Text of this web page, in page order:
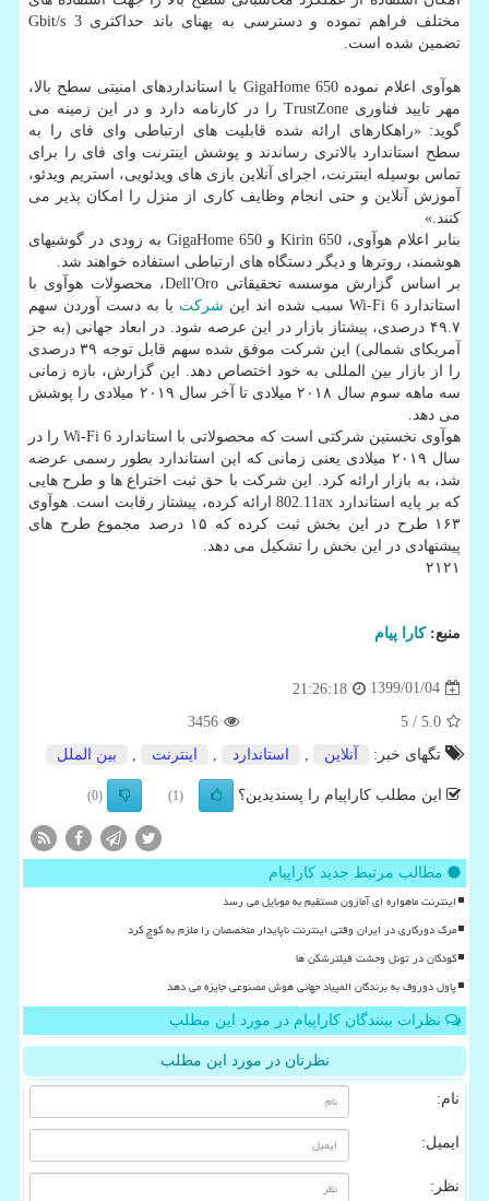
مختلف فراهم نموده و دسترسی به پهنای باند حداكثری 3 Gbit/s
تضمین شده است.
هوآوی اعلام نموده GigaHome 650 با استانداردهای امنیتی سطح بالا،
مهر تایید فناوری TrustZone را در كارنامه دارد و در این زمینه می
گوید: «راهكارهای ارائه شده قابلیت های ارتباطی وای فای را به
سطح استاندارد بالاتری رساندند و پوشش اینترنت وای فای را برای
تماس بوسیله اینترنت، اجرای آنلاین بازی های ویدئویی، استریم ویدئو،
آموزش آنلاین و حتی انجام وظایف كاری از منزل را امكان پذیر می
كنند.»
بنابر اعلام هوآوی، Kirin 650 و GigaHome 650 به زودی در گوشیهای
هوشمند، روترها و دیگر دستگاه های ارتباطی استفاده خواهند شد.
بر اساس گزارش موسسه تحقیقاتی Dell'Oro، محصولات هوآوی با
استاندارد Wi-Fi 6 سبب شده اند این
شركت با به دست آوردن سهم
۴۹.۷ درصدی، پیشتاز بازار در این عرصه شود. در ابعاد جهانی (به جز
آمریكای شمالی) این شركت موفق شده سهم قابل توجه ۳۹ درصدی
را از بازار بین المللی به خود اختصاص دهد. این گزارش، بازه زمانی
سه ماهه سوم سال ۲۰۱۸ میلادی تا آخر سال ۲۰۱۹ میلادی را پوشش
می دهد.
هوآوی نخستین شركتی است كه محصولاتی با استاندارد Wi-Fi 6 را در
سال ۲۰۱۹ میلادی یعنی زمانی كه این استاندارد بطور رسمی عرضه
شد، به بازار ارائه كرد. این شركت با حق ثبت اختراع ها و طرح هایی
كه بر پایه استاندارد 802.11ax ارائه كرده، پیشتاز رقابت است. هوآوی
۱۶۳ طرح در این بخش ثبت كرده كه ۱۵ درصد مجموع طرح های
پیشنهادی در این بخش را تشكیل می دهد.
۲۱۲۱
منبع:كارا پیام
1399/01/04
21:26:18
5.0
/ 5
3456
تگهای خبر:
آنلاین استاندارد اینترنت بین الملل
این مطلب کاراپیام را پسندیدین؟ (1)
(0)
مطالب مرتبط جدید کاراپیام
اینترنت ماهواره ای آمازون مستقیم به موبایل می رسد
مرگ دورکاری در ایران وقتی اینترنت ناپایدار متخصصان را ملزم به کوچ کرد
کودکان در تونل وحشت فیلترشکن ها
پاول دوروف به برندگان المپیاد جهانی هوش مصنوعی جایزه می دهد
نظرات بینندگان کاراپیام در مورد این مطلب
نظرتان در مورد این مطلب
نام:
ایمیل:
نظر: